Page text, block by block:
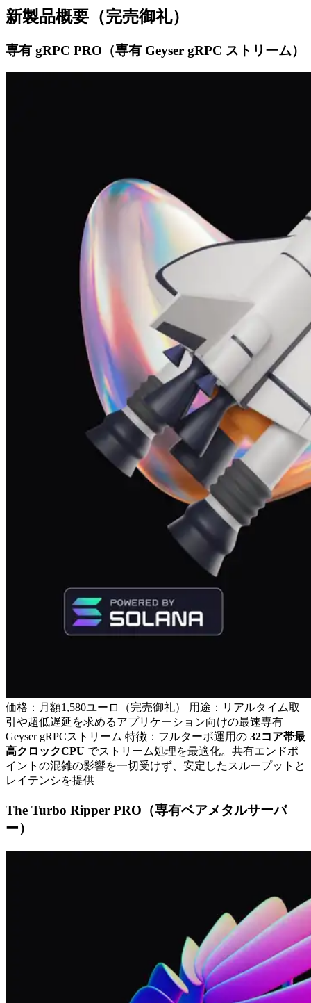
新製品概要（完売御礼）
専有 gRPC PRO（専有 Geyser gRPC ストリーム）
価格：月額1,580ユーロ（完売御礼） 用途：リアルタイム取
引や超低遅延を求めるアプリケーション向けの最速専有
Geyser gRPCストリーム 特徴：フルターボ運用の 32コア帯最
高クロックCPU でストリーム処理を最適化。共有エンドポ
イントの混雑の影響を一切受けず、安定したスループットと
レイテンシを提供
The Turbo Ripper PRO（専有ベアメタルサーバ
ー）